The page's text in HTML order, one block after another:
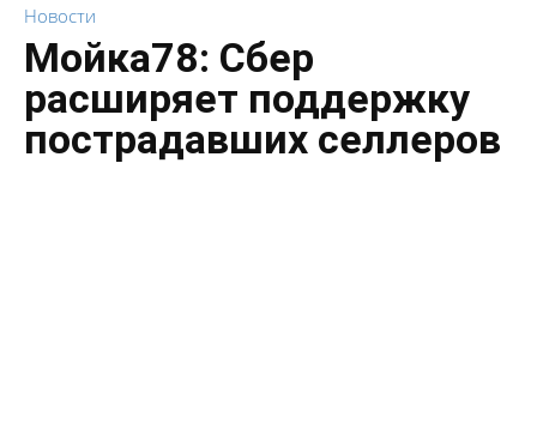
Новости
Мойка78: Сбер
расширяет поддержку
пострадавших селлеров